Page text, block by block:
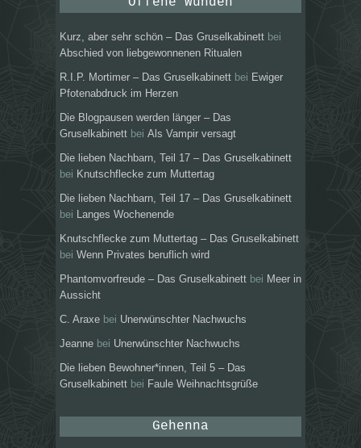
Kurz, aber sehr schön – Das Gruselkabinett bei
Abschied von liebgewonnenen Ritualen
R.I.P. Mortimer – Das Gruselkabinett bei Ewiger
Pfotenabdruck im Herzen
Die Blogpausen werden länger – Das
Gruselkabinett bei Als Vampir versagt
Die lieben Nachbarn, Teil 17 – Das Gruselkabinett
bei Knutschflecke zum Muttertag
Die lieben Nachbarn, Teil 17 – Das Gruselkabinett
bei Langes Wochenende
Knutschflecke zum Muttertag – Das Gruselkabinett
bei Wenn Privates beruflich wird
Phantomvorfreude – Das Gruselkabinett bei Meer in
Aussicht
C. Araxe bei Unerwünschter Nachwuchs
Jeanne bei Unerwünschter Nachwuchs
Die lieben Bewohner*innen, Teil 5 – Das
Gruselkabinett bei Faule Weihnachtsgrüße
Gehenna